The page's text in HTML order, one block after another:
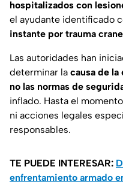
hospitalizados con
el ayudante identificado
instante por trauma
Las autoridades han
determinar la causa de
no las normas de
inflado. Hasta el
ni acciones legales
responsables.
TE PUEDE INTERESAR:
enfrentamiento armado